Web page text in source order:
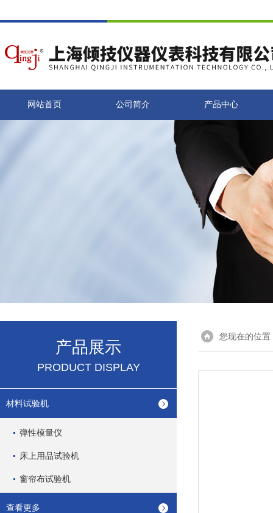
网站首页 公司简介 产品中心
产品展示
PRODUCT DISPLAY
材料试验机
弹性模量仪
床上用品试验机
窗帘布试验机
查看更多
您现在的位置